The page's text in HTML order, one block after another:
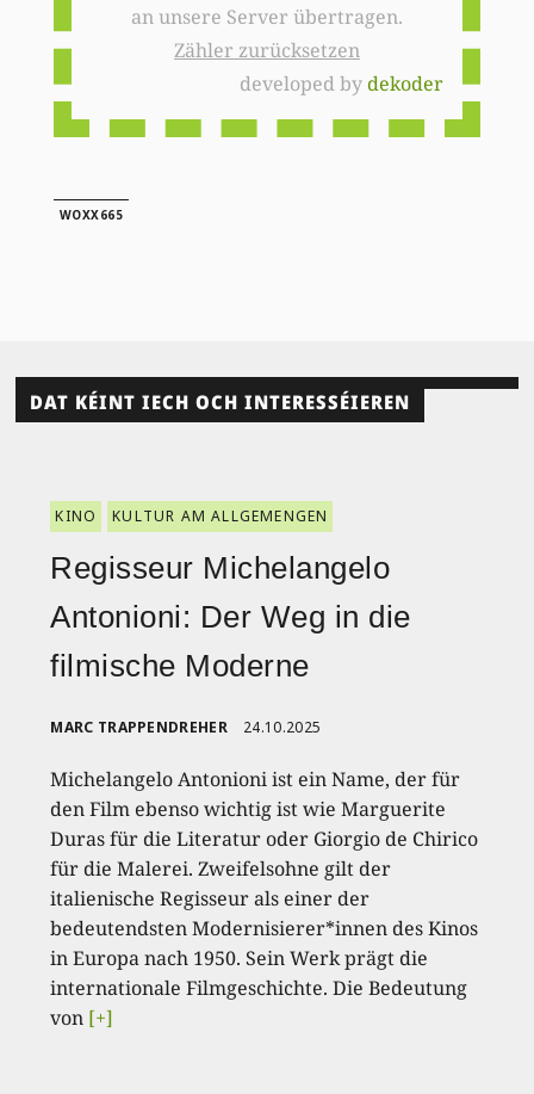
an unsere Server übertragen.
Zähler zurücksetzen
developed bydekoder
WOXX665
DAT KÉINT IECH OCH INTERESSÉIEREN
KINO KULTUR AM ALLGEMENGEN
Regisseur Michelangelo
Antonioni: Der Weg in die
filmische Moderne
MARC TRAPPENDREHER 24.10.2025
Michelangelo Antonioni ist ein Name, der für
den Film ebenso wichtig ist wie Marguerite
Duras für die Literatur oder Giorgio de Chirico
für die Malerei. Zweifelsohne gilt der
italienische Regisseur als einer der
bedeutendsten Modernisierer*innen des Kinos
in Europa nach 1950. Sein Werk prägt die
internationale Filmgeschichte. Die Bedeutung
von [+]